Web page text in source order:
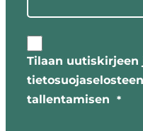
Tilaan uutiskirjeen
tallentamisen
*